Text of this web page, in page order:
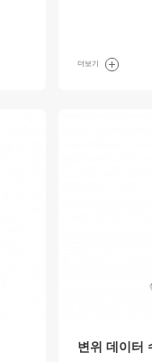
더보기
변위 데이터